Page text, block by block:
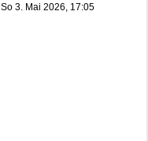
So 3. Mai 2026, 17:05